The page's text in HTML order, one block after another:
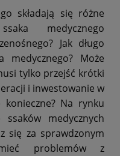
składają się różne
medycznego
Jak długo
medycznego? Może
tylko przejść krótki
i inwestowanie w
Na rynku
medycznych
się za sprawdzonym
problemów z